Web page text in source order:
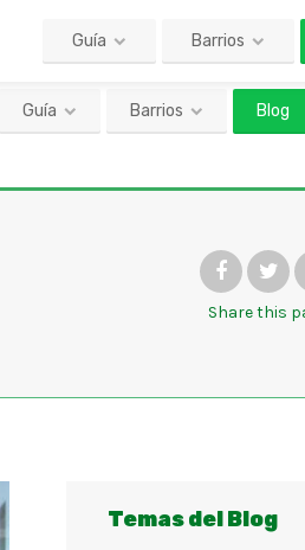
Guía Barrios Blog
Share this
Temas del Blog